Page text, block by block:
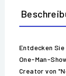
Entdecken
One-Man-
Creator von